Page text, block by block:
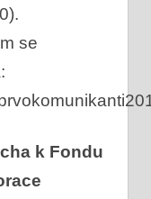
se
k Fondu